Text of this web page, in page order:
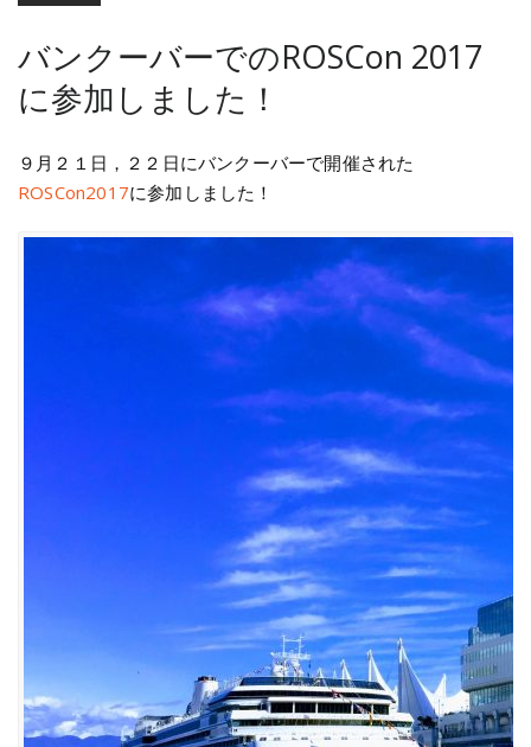
バンクーバーでのROSCon 2017
に参加しました！
９月２１日，２２日にバンクーバーで開催された
ROSCon2017に参加しました！